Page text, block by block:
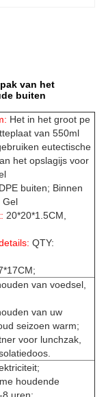
van het
buiten
Het in het groot pe
van 550ml
eutectische
het opslagijs voor
buiten; Binnen
Gel
20*20*1.5CM,
QTY:
van voedsel,
van uw
seizoen warm;
voor lunchzak,
houdende